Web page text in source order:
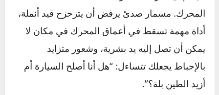
المفترض أن تستغرق خمس دقائق فقط، تحولت
فجأة إلى معركة استمرت ثلاث ساعات تحت غطاء
المحرك. مسمار صدئ يرفض أن يتزحزح قيد أنملة،
أداة مهمة تسقط في أعماق المحرك في مكان لا
يمكن أن تصل إليه يد بشرية، وشعور متزايد